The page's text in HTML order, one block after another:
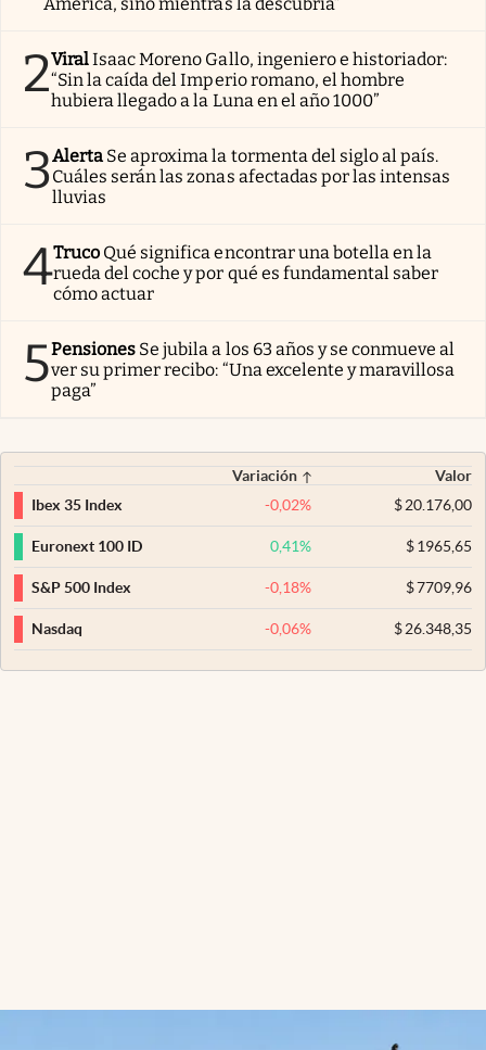
2ViralIsaac Moreno Gallo, ingeniero e historiador:
“Sin la caída del Imperio romano, el hombre
hubiera llegado a la Luna en el año 1000”
3Alerta Se aproxima la tormenta del siglo al país.
Cuáles serán las zonas afectadas por las intensas
lluvias
4Truco Qué significa encontrar una botella en la
rueda del coche y por qué es fundamental saber
cómo actuar
5Pensiones Se jubila a los 63 años y se conmueve al
ver su primer recibo: “Una excelente y maravillosa
paga”
Variación
Valor
Ibex 35 Index
-0,02% $20.176,00
Euronext 100 ID 0,41% $1965,65
S&P 500 Index -0,18% $7709,96
Nasdaq -0,06% $26.348,35